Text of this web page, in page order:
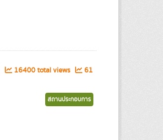
16400 total views
61
สถานประกอบการ